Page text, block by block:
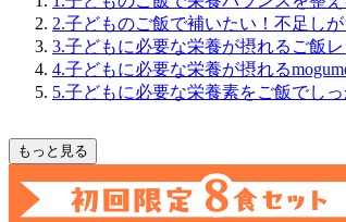
2.子どものご飯で補いたい！不足し
3.子どもに必要な栄養が摂れるご飯
4.子どもに必要な栄養が摂れる
5.子どもに必要な栄養素をご飯でしっ
もっと見る